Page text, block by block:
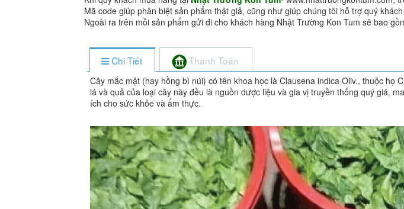
Mã code giúp phân biệt sản phẩm thật giả, cũng như giúp chúng tôi hỗ trợ quý
Ngoài ra trên mỗi sản phẩm gửi đi cho khách hàng Nhật Trường Kon Tum sẽ bao
Chi Tiết Thanh Toán
Cây mắc mật (hay hồng bì núi) có tên khoa học là Clausena indica Oliv., thuộc họ
lá và quả của loại cây này đều là nguồn dược liệu và gia vị truyền thống quý giá,
ích cho sức khỏe và ẩm thực.